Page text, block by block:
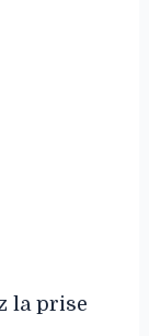
la prise